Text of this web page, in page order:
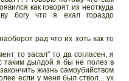
как говорят из неоткуда
богу что я ехал гораздо
рад что их хоть как то
то засал" то да согласен, я
таким дылдой я бы не полез в
жизнь самоубийством
если у меня был ствол... ух